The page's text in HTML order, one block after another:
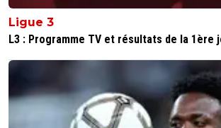
Ligue 3
L3 : Programme TV et résultats de la 1ère